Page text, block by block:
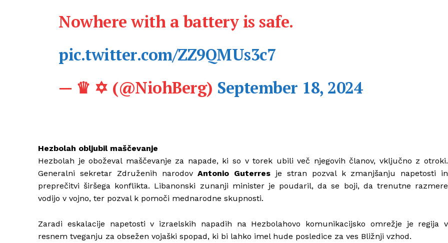
Nowhere with a battery is safe.
pic.twitter.com/ZZ9QMUs3c7
— ♛ ✡︎ (@NiohBerg) September 18, 2024
Hezbolah obljubil maščevanje
Hezbolah je oboževal maščevanje za napade, ki so v torek ubili več njegovih članov, vključno z otroki.
Generalni sekretar Združenih narodovAntonio Guterres je stran pozval k zmanjšanju napetosti in
preprečitvi širšega konflikta. Libanonski zunanji minister je poudaril, da se boji, da trenutne razmere
vodijo v vojno, ter pozval k pomoči mednarodne skupnosti.
Zaradi eskalacije napetosti v izraelskih napadih na Hezbolahovo komunikacijsko omrežje je regija v
resnem tveganju za obsežen vojaški spopad, ki bi lahko imel hude posledice za ves Bližnji vzhod.